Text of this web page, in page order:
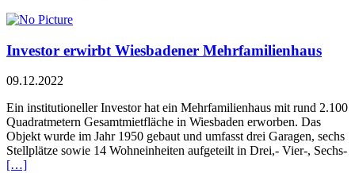
Investor erwirbt Wiesbadener Mehrfamilienhaus
09.12.2022
Ein institutioneller Investor hat ein Mehrfamilienhaus mit rund 2.100
Quadratmetern Gesamtmietfläche in Wiesbaden erworben. Das
Objekt wurde im Jahr 1950 gebaut und umfasst drei Garagen, sechs
Stellplätze sowie 14 Wohneinheiten aufgeteilt in Drei,- Vier-, Sechs-
[…]